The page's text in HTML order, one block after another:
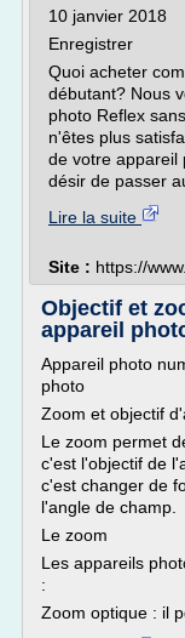
10 janvier 2018
Enregistrer
Quoi acheter
débutant? Nous
photo Reflex
n'êtes plus
de votre appareil
désir de passer
Lire la suite
Site : https://
Objectif et
appareil
Appareil photo
photo
Zoom et objectif
Le zoom permet
c'est l'objectif de
c'est changer de
l'angle de champ.
Le zoom
Les appareils
:
Zoom optique : il